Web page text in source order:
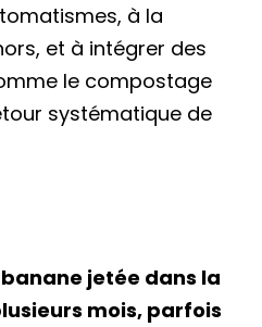
à la
et à intégrer des
le compostage
systématique de
jetée dans la
mois, parfois